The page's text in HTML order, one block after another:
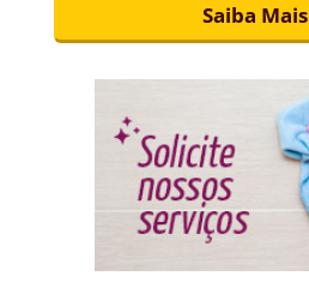
Saiba Mais